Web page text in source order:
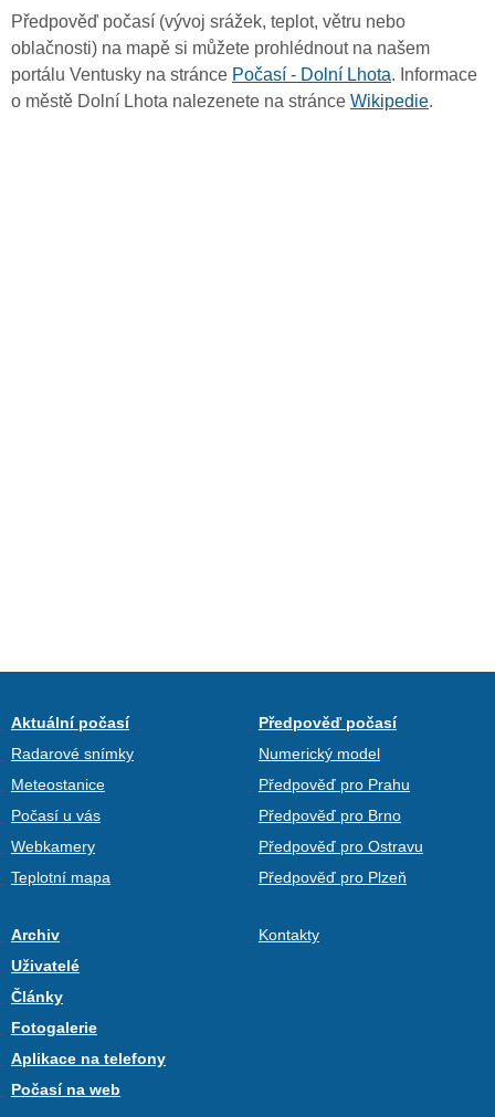
Předpověď počasí (vývoj srážek, teplot, větru nebo
oblačnosti) na mapě si můžete prohlédnout na našem
portálu Ventusky na stránce Počasí - Dolní Lhota. Informace
o městě Dolní Lhota nalezenete na stránce Wikipedie.
Aktuální počasí
Radarové snímky
Meteostanice
Počasí u vás
Webkamery
Teplotní mapa
Předpověď počasí
Numerický model
Předpověď pro Prahu
Předpověď pro Brno
Předpověď pro Ostravu
Předpověď pro Plzeň
Archiv
Uživatelé
Články
Fotogalerie
Aplikace na telefony
Počasí na web
Kontakty